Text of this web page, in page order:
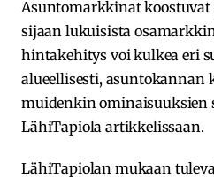
Asuntomarkkinat
sijaan lukuisista
hintakehitys voi kulkea eri
alueellisesti, asuntokannan
muidenkin ominaisuuksien
LähiTapiola artikkelissaan.
LähiTapiolan mukaan